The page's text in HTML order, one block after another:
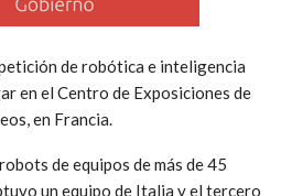
de robótica e inteligencia
en el Centro de Exposiciones de
en Francia.
de equipos de más de 45
un equipo de Italia y el tercero